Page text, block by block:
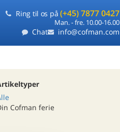
Ring til os på (+45) 7877 0427
Man. - fre. 10.00-16.00
Chat info@cofman.com
Cofman ferie